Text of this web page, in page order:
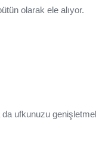
olarak ele alıyor.
ufkunuzu